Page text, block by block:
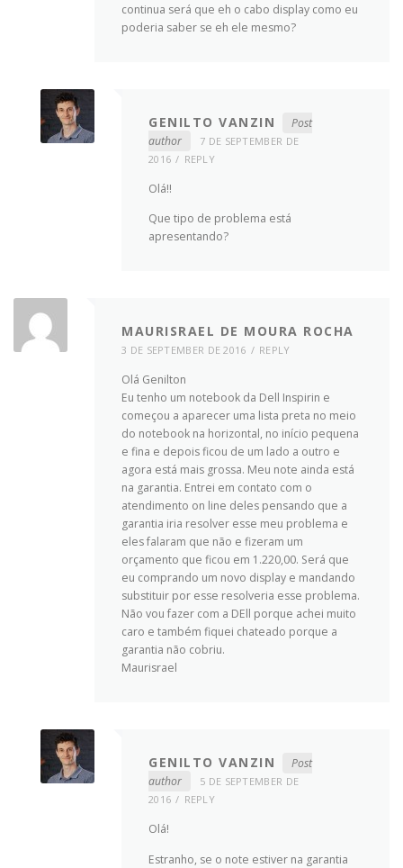
continua será que eh o cabo display como eu
poderia saber se eh ele mesmo?
GENILTO VANZIN
Post
author
7 DE SEPTEMBER DE
2016
REPLY
Olá!!
Que tipo de problema está
apresentando?
MAURISRAEL DE MOURA ROCHA
3 DE SEPTEMBER DE 2016 REPLY
Olá Genilton
Eu tenho um notebook da Dell Inspirin e
começou a aparecer uma lista preta no meio
do notebook na horizontal, no início pequena
e fina e depois ficou de um lado a outro e
agora está mais grossa. Meu note ainda está
na garantia. Entrei em contato com o
atendimento on line deles pensando que a
garantia iria resolver esse meu problema e
eles falaram que não e fizeram um
orçamento que ficou em 1.220,00. Será que
eu comprando um novo display e mandando
substituir por esse resolveria esse problema.
Não vou fazer com a DEll porque achei muito
caro e também fiquei chateado porque a
garantia não cobriu.
Maurisrael
GENILTO VANZIN
Post
author
5 DE SEPTEMBER DE
2016
REPLY
Olá!
Estranho, se o note estiver na garantia